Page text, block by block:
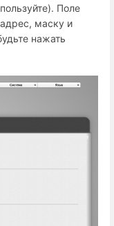
Поле
маску и
нажать